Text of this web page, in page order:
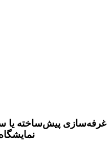
غرفه‌سازی پیش‌ساخته یا